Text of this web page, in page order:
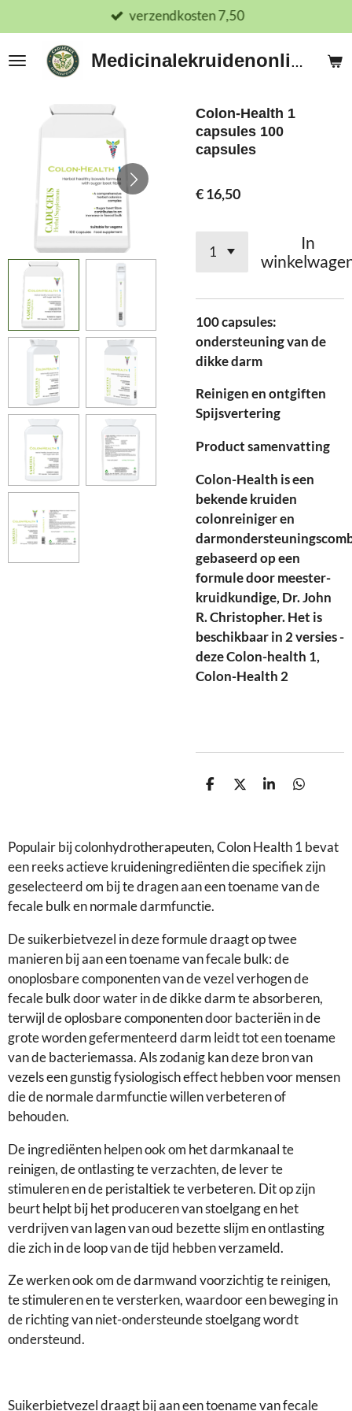
direct
naar
Medicinalekruidenonline.nl
verzendkosten 7,50
Colon-Health 1
capsules 100
capsules
€ 16,50
In
100 capsules:
ondersteuning van de
dikke darm
Reinigen en ontgiften
Spijsvertering
Product samenvatting
Colon-Health is een
bekende kruiden
colonreiniger en
gebaseerd op een
formule door meester-
kruidkundige, Dr. John
R. Christopher. Het is
beschikbaar in 2 versies -
deze Colon-health 1,
Colon-Health 2
D
n
D
S
e
D
n
Populair bij colonhydrotherapeuten, Colon Health 1 bevat
een reeks actieve kruideningrediënten die specifiek zijn
geselecteerd om bij te dragen aan een toename van de
fecale bulk en normale darmfunctie.
De suikerbietvezel in deze formule draagt ​​op twee
manieren bij aan een toename van fecale bulk: de
onoplosbare componenten van de vezel verhogen de
fecale bulk door water in de dikke darm te absorberen,
terwijl de oplosbare componenten door bacteriën in de
grote worden gefermenteerd darm leidt tot een toename
van de bacteriemassa. Als zodanig kan deze bron van
vezels een gunstig fysiologisch effect hebben voor mensen
die de normale darmfunctie willen verbeteren of
behouden.
De ingrediënten helpen ook om het darmkanaal te
reinigen, de ontlasting te verzachten, de lever te
stimuleren en de peristaltiek te verbeteren. Dit op zijn
beurt helpt bij het produceren van stoelgang en het
verdrijven van lagen van oud bezette slijm en ontlasting
die zich in de loop van de tijd hebben verzameld.
Ze werken ook om de darmwand voorzichtig te reinigen,
te stimuleren en te versterken, waardoor een beweging in
de richting van niet-ondersteunde stoelgang wordt
ondersteund.
Suikerbietvezel draagt ​​bij aan een toename van fecale